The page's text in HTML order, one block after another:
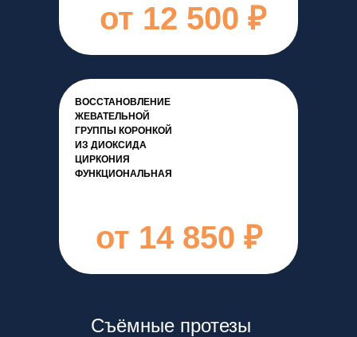
от 12 500 ₽
ВОССТАНОВЛЕНИЕ
ЖЕВАТЕЛЬНОЙ
ГРУППЫ КОРОНКОЙ
ИЗ ДИОКСИДА
ЦИРКОНИЯ
ФУНКЦИОНАЛЬНАЯ
от 14 850 ₽
Съёмные протезы